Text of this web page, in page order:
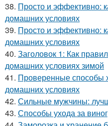
38. Просто и эффективно:
домашних условиях
39. Просто и эффективно:
домашних условиях
40. Заголовок 1: Как
домашних условиях зимой
41. Проверенные способы
домашних условиях
42. Сильные мужчины:
43. Способы ухода за